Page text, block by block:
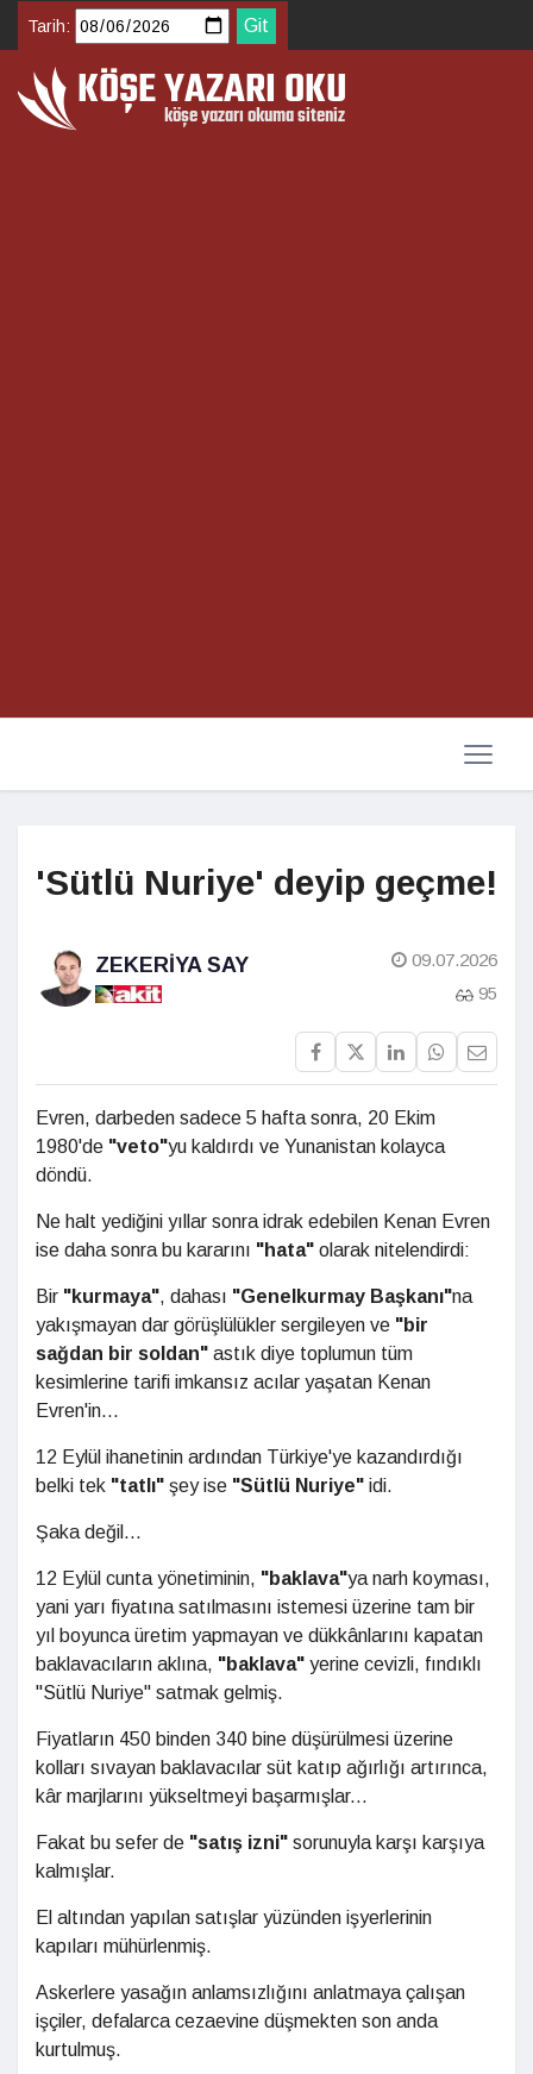
Tarih:
'Sütlü Nuriye' deyip geçme!
ZEKERIYA SAY
09.07.2026
95
Evren, darbeden sadece 5 hafta sonra, 20 Ekim
1980'de "veto"yu kaldırdı ve Yunanistan kolayca
döndü.
Ne halt yediğini yıllar sonra idrak edebilen Kenan Evren
ise daha sonra bu kararını "hata" olarak nitelendirdi:
Bir "kurmaya", dahası "Genelkurmay Başkanı"na
yakışmayan dar görüşlülükler sergileyen ve "bir
sağdan bir soldan" astık diye toplumun tüm
kesimlerine tarifi imkansız acılar yaşatan Kenan
Evren'in...
12 Eylül ihanetinin ardından Türkiye'ye kazandırdığı
belki tek "tatlı" şey ise "Sütlü Nuriye" idi.
Şaka değil...
12 Eylül cunta yönetiminin, "baklava"ya narh koyması,
yani yarı fiyatına satılmasını istemesi üzerine tam bir
yıl boyunca üretim yapmayan ve dükkânlarını kapatan
baklavacıların aklına, "baklava" yerine cevizli, fındıklı
''Sütlü Nuriye'' satmak gelmiş.
Fiyatların 450 binden 340 bine düşürülmesi üzerine
kolları sıvayan baklavacılar süt katıp ağırlığı artırınca,
kâr marjlarını yükseltmeyi başarmışlar...
Fakat bu sefer de "satış izni" sorunuyla karşı karşıya
kalmışlar.
El altından yapılan satışlar yüzünden işyerlerinin
kapıları mühürlenmiş.
Askerlere yasağın anlamsızlığını anlatmaya çalışan
işçiler, defalarca cezaevine düşmekten son anda
kurtulmuş.